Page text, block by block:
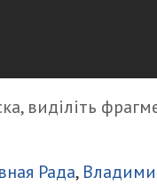
виділіть
Рада,